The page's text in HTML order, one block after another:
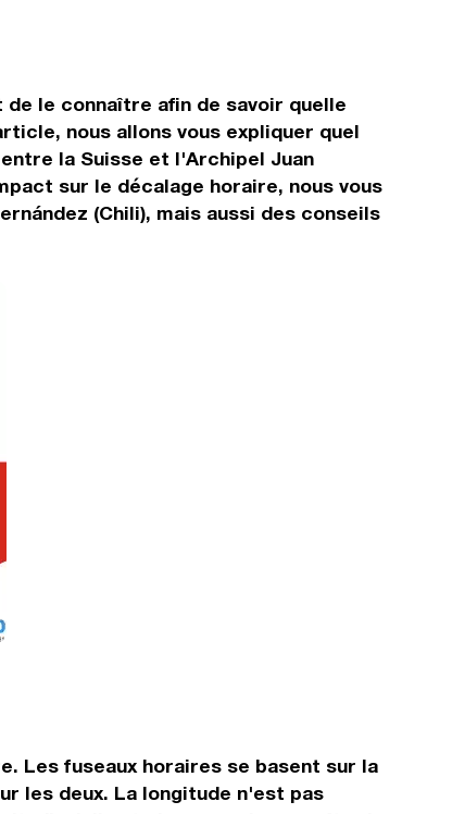
le connaître afin de savoir quelle
nous allons vous expliquer quel
la Suisse et l'Archipel Juan
sur le décalage horaire, nous vous
(Chili), mais aussi des conseils
Les fuseaux horaires se basent sur la
les deux. La longitude n'est pas